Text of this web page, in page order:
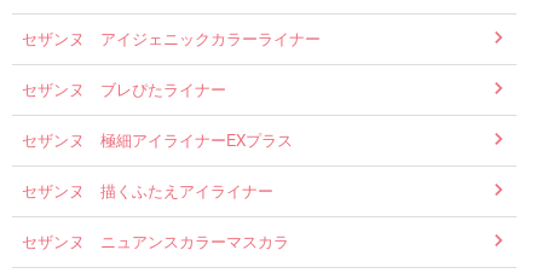
セザンヌ アイジェニックカラーライナー
セザンヌ ブレぴたライナー
セザンヌ 極細アイライナーEXプラス
セザンヌ 描くふたえアイライナー
セザンヌ ニュアンスカラーマスカラ